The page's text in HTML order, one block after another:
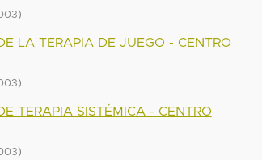
)
LA TERAPIA DE JUEGO - CENTRO
)
TERAPIA SISTÉMICA - CENTRO
)